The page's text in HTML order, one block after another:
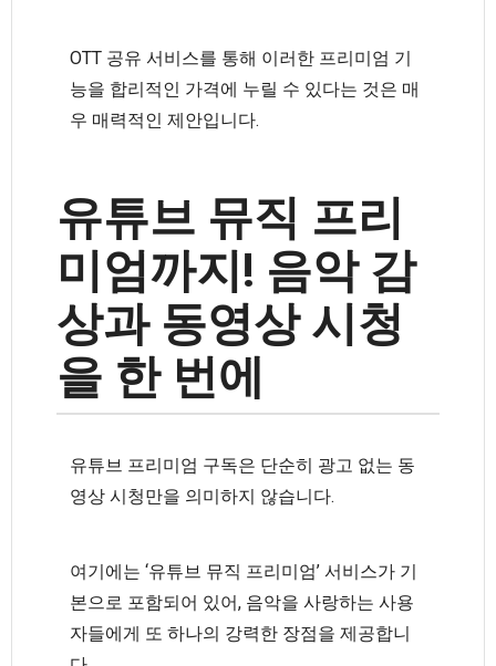
OTT 공유 서비스를 통해 이러한 프리미엄 기
능을 합리적인 가격에 누릴 수 있다는 것은 매
우 매력적인 제안입니다.
유튜브 뮤직 프리
미엄까지! 음악 감
상과 동영상 시청
을 한 번에
유튜브 프리미엄 구독은 단순히 광고 없는 동
영상 시청만을 의미하지 않습니다.
여기에는 ‘유튜브 뮤직 프리미엄’ 서비스가 기
본으로 포함되어 있어, 음악을 사랑하는 사용
자들에게 또 하나의 강력한 장점을 제공합니